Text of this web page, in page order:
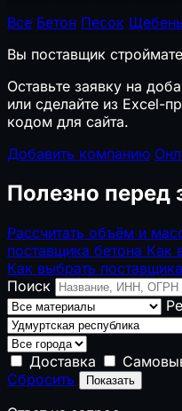
Все Бетон Песок Щебень
Вы поставщик
Оставьте заявку на
или сделайте из Excel-
кодом для сайта.
Добавить компанию
Полезно перед
Рассчитать объём и
поставщика бетона Как
Как выбрать
Поиск
Доставка
Сбросить
Показать